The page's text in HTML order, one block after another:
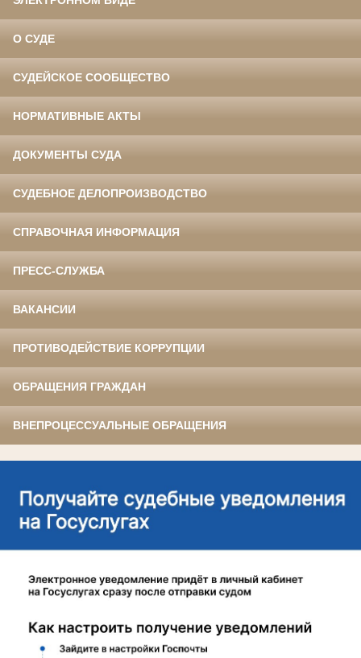
О СУДЕ
СУДЕЙСКОЕ СООБЩЕСТВО
НОРМАТИВНЫЕ АКТЫ
ДОКУМЕНТЫ СУДА
СУДЕБНОЕ ДЕЛОПРОИЗВОДСТВО
СПРАВОЧНАЯ ИНФОРМАЦИЯ
ПРЕСС-СЛУЖБА
ВАКАНСИИ
ПРОТИВОДЕЙСТВИЕ КОРРУПЦИИ
ОБРАЩЕНИЯ ГРАЖДАН
ВНЕПРОЦЕССУАЛЬНЫЕ ОБРАЩЕНИЯ